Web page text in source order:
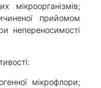
мікроорганізмів;
прийомом
непереносимості
мікрофлори;